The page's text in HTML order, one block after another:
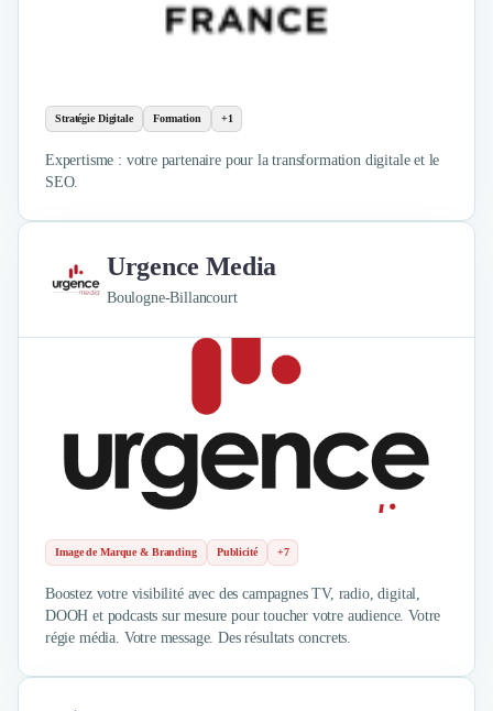
Stratégie Digitale Formation +1
Expertisme : votre partenaire pour la transformation digitale et le
SEO.
Urgence Media
Boulogne-Billancourt
Image de Marque & Branding Publicité +7
Boostez votre visibilité avec des campagnes TV, radio, digital,
DOOH et podcasts sur mesure pour toucher votre audience. Votre
régie média. Votre message. Des résultats concrets.